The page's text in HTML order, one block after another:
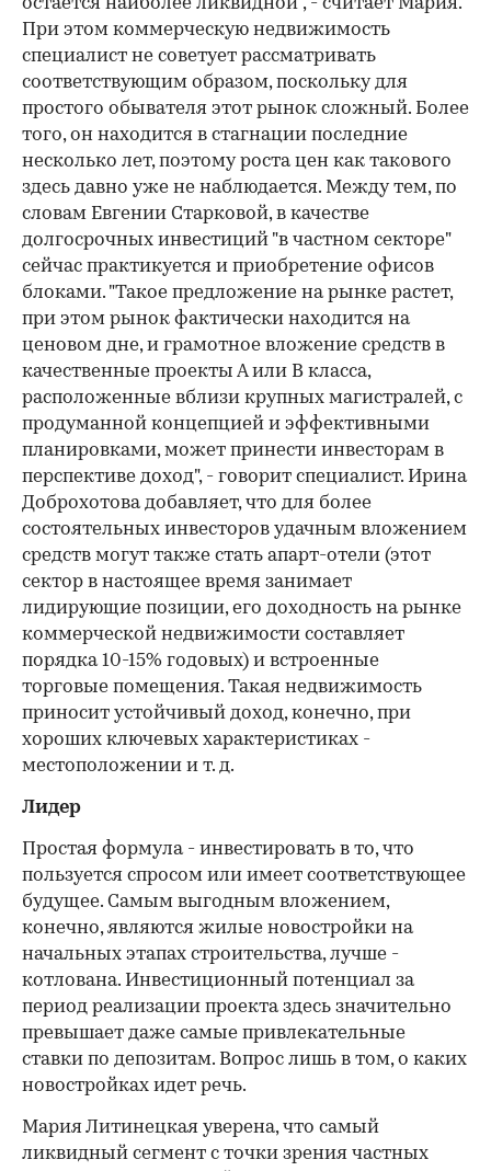
остается наиболее ликвидной", - считает Мария.
При этом коммерческую недвижимость
специалист не советует рассматривать
соответствующим образом, поскольку для
простого обывателя этот рынок сложный. Более
того, он находится в стагнации последние
несколько лет, поэтому роста цен как такового
здесь давно уже не наблюдается. Между тем, по
словам Евгении Старковой, в качестве
долгосрочных инвестиций "в частном секторе"
сейчас практикуется и приобретение офисов
блоками. "Такое предложение на рынке растет,
при этом рынок фактически находится на
ценовом дне, и грамотное вложение средств в
качественные проекты А или В класса,
расположенные вблизи крупных магистралей, с
продуманной концепцией и эффективными
планировками, может принести инвесторам в
перспективе доход", - говорит специалист. Ирина
Доброхотова добавляет, что для более
состоятельных инвесторов удачным вложением
средств могут также стать апарт-отели (этот
сектор в настоящее время занимает
лидирующие позиции, его доходность на рынке
коммерческой недвижимости составляет
порядка 10-15% годовых) и встроенные
торговые помещения. Такая недвижимость
приносит устойчивый доход, конечно, при
хороших ключевых характеристиках -
местоположении и т. д.
Лидер
Простая формула - инвестировать в то, что
пользуется спросом или имеет соответствующее
будущее. Самым выгодным вложением,
конечно, являются жилые новостройки на
начальных этапах строительства, лучше -
котлована. Инвестиционный потенциал за
период реализации проекта здесь значительно
превышает даже самые привлекательные
ставки по депозитам. Вопрос лишь в том, о каких
новостройках идет речь.
Мария Литинецкая уверена, что самый
ликвидный сегмент с точки зрения частных